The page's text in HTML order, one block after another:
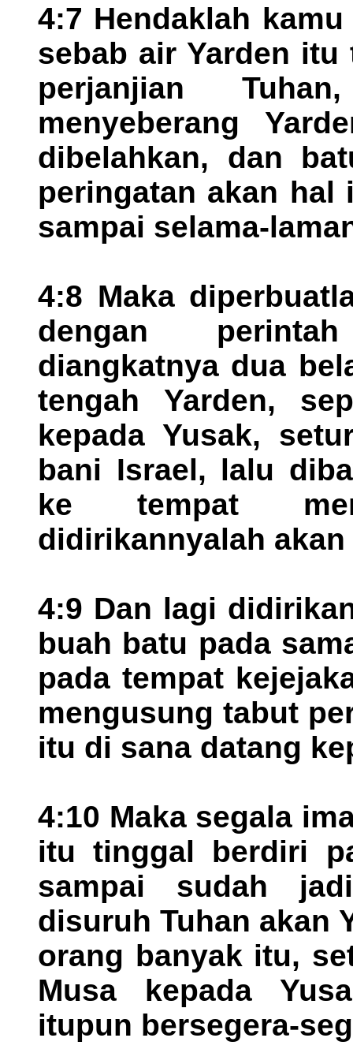
4:7 Hendaklah
sebab air Yarden
perjanjian
menyeberang
dibelahkan, dan
peringatan akan hal
sampai selama-
4:8 Maka
dengan
diangkatnya dua
tengah Yarden,
kepada Yusak,
bani Israel, lalu
ke tempat
didirikannyalah
4:9 Dan lagi
buah batu pada
pada tempat
mengusung tabut
itu di sana datang
4:10 Maka segala
itu tinggal berdiri
sampai sudah
disuruh Tuhan akan
orang banyak itu,
Musa kepada
itupun bersegera-